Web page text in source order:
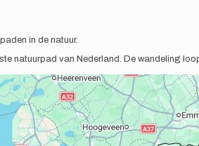
in de natuur.
natuurpad van Nederland. De wandeling